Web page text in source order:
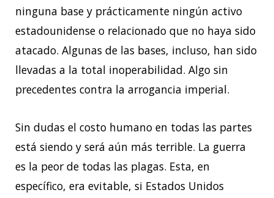
ninguna base y prácticamente ningún activo
estadounidense o relacionado que no haya sido
atacado. Algunas de las bases, incluso, han sido
llevadas a la total inoperabilidad. Algo sin
precedentes contra la arrogancia imperial.
Sin dudas el costo humano en todas las partes
está siendo y será aún más terrible. La guerra
es la peor de todas las plagas. Esta, en
específico, era evitable, si Estados Unidos